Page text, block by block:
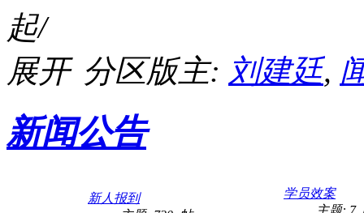
分区版主: 刘建廷,
新闻公告
新人报到
学员效案
主题: 7,